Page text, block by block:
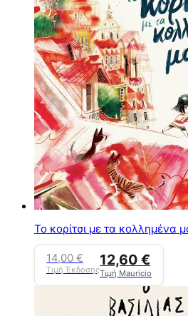
Το κορίτσι με τα κολλημένα
14,00 €
Τιμή Έκδοσης
12,60 €
Τιμή Mauricio